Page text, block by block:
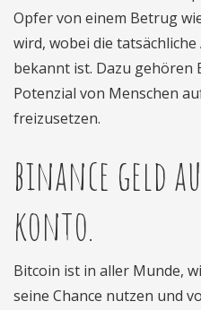
Opfer von einem Betrug
wird, wobei die
bekannt ist. Dazu
Potenzial von Menschen
freizusetzen.
binance geld
konto.
Bitcoin ist in aller Munde,
seine Chance nutzen und